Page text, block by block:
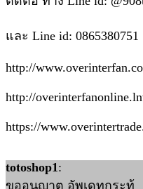
และ Line id: 0865380751
http://
http://
https://
totoshop1:
ขออนุญาต อัพเดทกระทู้